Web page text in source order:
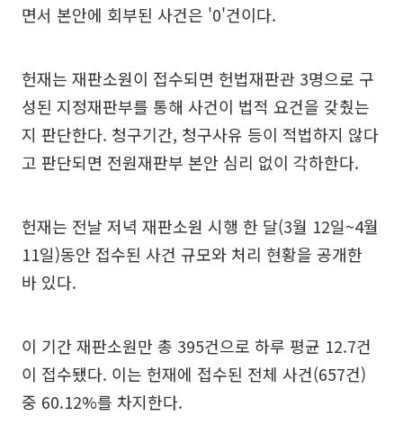
면서 본안에 회부된 사건은 '0'건이다.
헌재는 재판소원이 접수되면 헌법재판관 3명으로 구
성된 지정재판부를 통해 사건이 법적 요건을 갖췄는
지 판단한다. 청구기간, 청구사유 등이 적법하지 않다
고 판단되면 전원재판부 본안 심리 없이 각하한다.
헌재는 전날 저녁 재판소원 시행 한 달(3월 12일~4월
11일)동안 접수된 사건 규모와 처리 현황을 공개한
바 있다.
이 기간 재판소원만 총 395건으로 하루 평균 12.7건
이 접수됐다. 이는 헌재에 접수된 전체 사건(657건)
중 60.12%를 차지한다.